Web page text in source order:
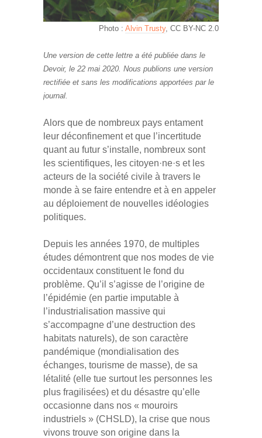
Photo : Alvin Trusty, CC BY-NC 2.0
Une version de cette lettre a été publiée dans le
Devoir, le 22 mai 2020. Nous publions une version
rectifiée et sans les modifications apportées par le
journal.
Alors que de nombreux pays entament
leur déconfinement et que l’incertitude
quant au futur s’installe, nombreux sont
les scientifiques, les citoyen·ne·s et les
acteurs de la société civile à travers le
monde à se faire entendre et à en appeler
au déploiement de nouvelles idéologies
politiques.
Depuis les années 1970, de multiples
études démontrent que nos modes de vie
occidentaux constituent le fond du
problème. Qu’il s’agisse de l’origine de
l’épidémie (en partie imputable à
l’industrialisation massive qui
s’accompagne d’une destruction des
habitats naturels), de son caractère
pandémique (mondialisation des
échanges, tourisme de masse), de sa
létalité (elle tue surtout les personnes les
plus fragilisées) et du désastre qu’elle
occasionne dans nos « mouroirs
industriels » (CHSLD), la crise que nous
vivons trouve son origine dans la